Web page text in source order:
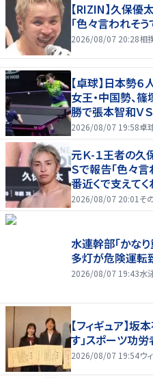
【RIZIN】久保
「色々言われそ
2026/08/07 20:28相
【卓球】日本勢
女王・中国勢、
勝で張本智和Ｖ
2026/08/07 19:58卓
元Ｋ-１王者の久
Ｓで報告「色々
番近くで支えて
家庭を築いてい
2026/08/07 20:01 そ
水連幹部「かな
多灯が危険運転
2026/08/07 19:43水
【フィギュア】
す」スポーツ功
2026/08/07 19:54ウ